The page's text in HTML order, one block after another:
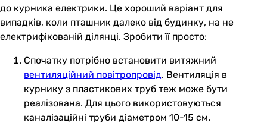
до курника електрики. Це хороший варіант для
випадків, коли пташник далеко від будинку, на не
електрифікованій ділянці. Зробити її просто:
Спочатку потрібно встановити витяжний
вентиляційний повітропровід. Вентиляція в
курнику з пластикових труб теж може бути
реалізована. Для цього використовуються
каналізаційні труби діаметром 10-15 см.